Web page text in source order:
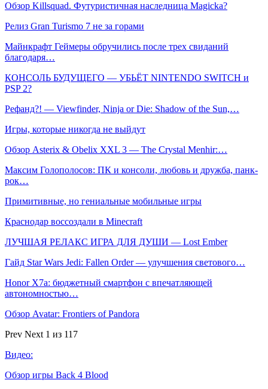
Обзор Killsquad. Футуристичная наследница Magicka?
Релиз Gran Turismo 7 не за горами
Майнкрафт Геймеры обручились после трех свиданий
благодаря…
КОНСОЛЬ БУДУЩЕГО — УБЬЁТ NINTENDO SWITCH и
PSP 2?
Рефанд?! — Viewfinder, Ninja or Die: Shadow of the Sun,…
Игры, которые никогда не выйдут
Обзор Asterix & Obelix XXL 3 — The Crystal Menhir:…
Максим Голополосов: ПК и консоли, любовь и дружба, панк-
рок…
Примитивные, но гениальные мобильные игры
Краснодар воссоздали в Minecraft
ЛУЧШАЯ РЕЛАКС ИГРА ДЛЯ ДУШИ — Lost Ember
Гайд Star Wars Jedi: Fallen Order — улучшения светового…
Honor X7a: бюджетный смартфон с впечатляющей
автономностью…
Обзор Avatar: Frontiers of Pandora
Prev Next 1 из 117
Видео:
Обзор игры Back 4 Blood